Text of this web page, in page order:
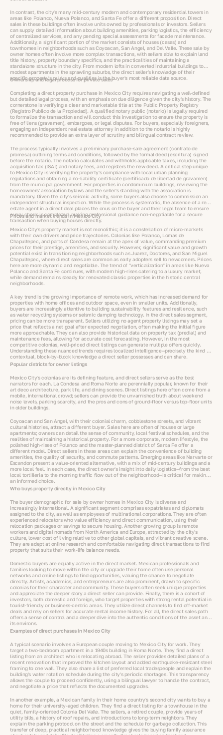
In contrast, the city's many mid-century modern and contemporary residential towers in
areas like Polanco, Nueva Polanco, and Santa Fe offer a different proposition. Direct
sales in these buildings often involve units owned by professionals or investors. Sellers
can supply detailed information about building amenities, parking logistics, the efficiency
of centralized services, and any pending special assessments for facade maintenance.
Additionally, a significant portion of the market consists of houses (casas) and
townhomes in neighborhoods such as Coyoacan, San Angel, and Del Valle. These sale by
owner homes often involve more complex transactions, with sellers able to explain land
title history, property boundary specifics, and the practicalities of maintaining a
standalone structure in the city. From modern lofts in converted industrial buildings to
modest apartments in the sprawling suburbs, the direct seller's knowledge of their
specific property's quirks and qualities is the buyer's most reliable data source.
Ownership and legal process for private sales
Completing a direct property purchase in Mexico City requires navigating a well-defined
but detailed legal process, with an emphasis on due diligence given the city's history. The
cornerstone is verifying a clear and marketable title at the Public Property Registry
(Registro Publico de la Propiedad). A qualified notary public (notario) is legally required
to formalize the transaction and will conduct this investigation to ensure the property is
free of liens (gravamen), embargoes, or legal disputes. For buyers, especially foreigners,
engaging an independent real estate attorney in addition to the notario is highly
recommended to provide an extra layer of scrutiny and bilingual contract review.
The process typically involves a preliminary purchase-sale agreement (contrato de
promesa) outlining terms and conditions, followed by the formal deed (escritura) signed
before the notario. The notario calculates and withholds applicable taxes, including the
acquisition tax (ISAI) and notary fees, and registers the new deed. A critical step unique
to Mexico City is verifying the property's compliance with local urban planning
regulations and obtaining a no-liability certificate (certificado de libertad de gravamen)
from the municipal government. For properties in condominium buildings, reviewing the
homeowners' association bylaws and the seller's standing with the association is
mandatory. Given the city's seismic activity, some buyers also choose to commission an
independent structural inspection. While the process is systematic, the absence of a real
estate agent in a direct deal places the onus on the buyer and their legal team to ensure
every check is completed, making professional guidance non-negotiable for a secure
transaction when buying houses directly.
Prices and market trends in Mexico City
Mexico City's property market is not monolithic; it is a constellation of micro-markets
with their own drivers and price trajectories. Colonias like Polanco, Lomas de
Chapultepec, and parts of Condesa remain at the apex of value, commanding premium
prices for their prestige, amenities, and security. However, significant value and growth
potential exist in transitioning neighborhoods such as Juarez, Doctores, and San Miguel
Chapultepec, where direct sales are common as early adopters sell to newcomers. Prices
here are more dynamic and negotiable. The trend of "verticalization" in areas like Nueva
Polanco and Santa Fe continues, with modern high-rises catering to a luxury market,
while demand remains steady for renovated classic properties in the historic central
neighborhoods.
A key trend is the growing importance of remote work, which has increased demand for
properties with home offices and outdoor space, even in smaller units. Additionally,
buyers are increasingly attentive to building sustainability features and resilience, such
as water recycling systems or seismic damping technology. In the direct sales segment,
pricing can be more transparent. Sellers utilizing no agent property listings may set a
price that reflects a net goal after expected negotiation, often making the initial figure
more approachable. They can also provide historical data on property tax (predial) and
maintenance fees, allowing for accurate cost forecasting. However, in the most
competitive colonias, well-priced direct listings can generate multiple offers quickly.
Understanding these nuanced trends requires localized intelligence—precisely the kind of
contextual, block-by-block knowledge a direct seller possesses and can share.
Popular districts for owner listings
Mexico City's colonias are its defining feature, and direct sellers serve as the best
narrators for each. La Condesa and Roma Norte are perennially popular, known for their
art deco architecture, park life, and dining scenes. Direct listings here often come from a
mobile, international crowd; sellers can provide the unvarnished truth about weekend
noise levels, parking scarcity, and the pros and cons of ground-floor versus top-floor units
in older buildings.
Coyoacan and San Angel, with their colonial charm, cobblestone streets, and vibrant
cultural histories, attract a different buyer. Sales here are often of houses or large
apartments; owners can detail the sense of community, local festival schedules, and the
realities of maintaining a historical property. For a more corporate, modern lifestyle, the
polished high-rises of Polanco and the master-planned district of Santa Fe offer a
different model. Direct sellers in these areas can explain the convenience of building
amenities, the quality of security, and commute patterns. Emerging areas like Narvarte or
Escandon present a value-oriented alternative, with a mix of mid-century buildings and a
more local feel. In each case, the direct owner's insight into daily logistics—from the best
local tortilleria to the morning traffic flow out of the neighborhood—is critical for making
an informed choice.
Who buys property directly in Mexico City
The buyer demographic for sale by owner homes in Mexico City is diverse and
increasingly international. A significant segment comprises expatriates and diplomats
assigned to the city, as well as employees of multinational corporations. They are often
experienced relocators who value efficiency and direct communication, using their
relocation packages or savings to secure housing. Another growing group is remote
workers and digital nomads from North America and Europe, attracted by the city's
culture, lower cost of living relative to other global capitals, and vibrant creative scene.
They are adept at online research and comfortable navigating direct transactions to find
property that suits their work-life balance needs.
Domestic buyers are equally active in the direct market. Mexican professionals and
families looking to move within the city or upgrade their home often use personal
networks and online listings to find opportunities, valuing the chance to negotiate
directly. Artists, academics, and entrepreneurs are also prominent, drawn to specific
colonias for their character and community. These buyers often seek unique properties
and appreciate the deeper story a direct seller can provide. Finally, there is a cohort of
investors, both domestic and foreign, who target properties with strong rental potential in
tourist-friendly or business-centric areas. They utilize direct channels to find off-market
deals and rely on sellers for accurate rental income history. For all, the direct sales path
offers a sense of control and a deeper dive into the authentic conditions of the asset and
its environs.
Examples of direct purchases in Mexico City
A typical scenario involves a European couple moving to Mexico City for work. They
target a two-bedroom apartment in a 1940s building in Roma Norte. They find a direct
listing from an architect who is relocating abroad. The seller provides detailed plans of a
recent renovation that improved the kitchen layout and added earthquake-resistant steel
framing to one wall. They also share a list of preferred local tradespeople and explain the
building's water rotation schedule during the city's periodic shortages. This transparency
allows the couple to proceed confidently, using a bilingual lawyer to handle the contract,
and negotiate a price that reflects the documented upgrades.
In another example, a Mexican family in their home country's second city wants to buy a
home for their university-aged children. They find a direct listing for a townhouse in the
quiet, family-oriented Colonia Del Valle. The sellers, a retired couple, provide years of
utility bills, a history of roof repairs, and introductions to long-term neighbors. They
explain the parking protocol on the street and the schedule for garbage collection. This
transfer of deep, practical neighborhood knowledge gives the buying family assurance